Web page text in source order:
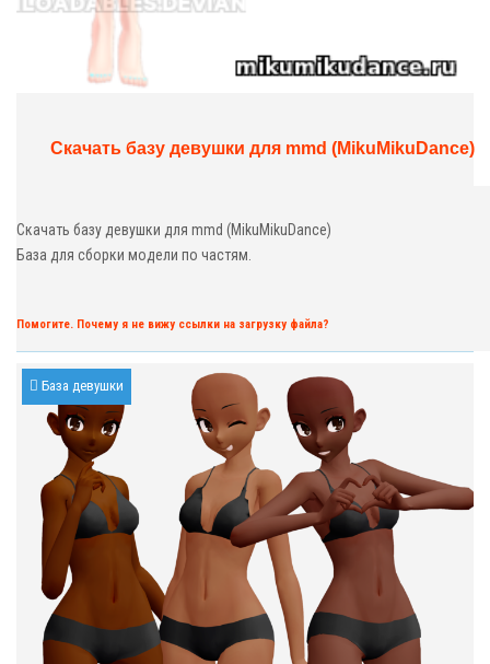
Скачать базу девушки для mmd (MikuMikuDance)
Скачать базу девушки для mmd (MikuMikuDance)
База для сборки модели по частям.
Помогите. Почему я не вижу ссылки на загрузку файла?
База девушки